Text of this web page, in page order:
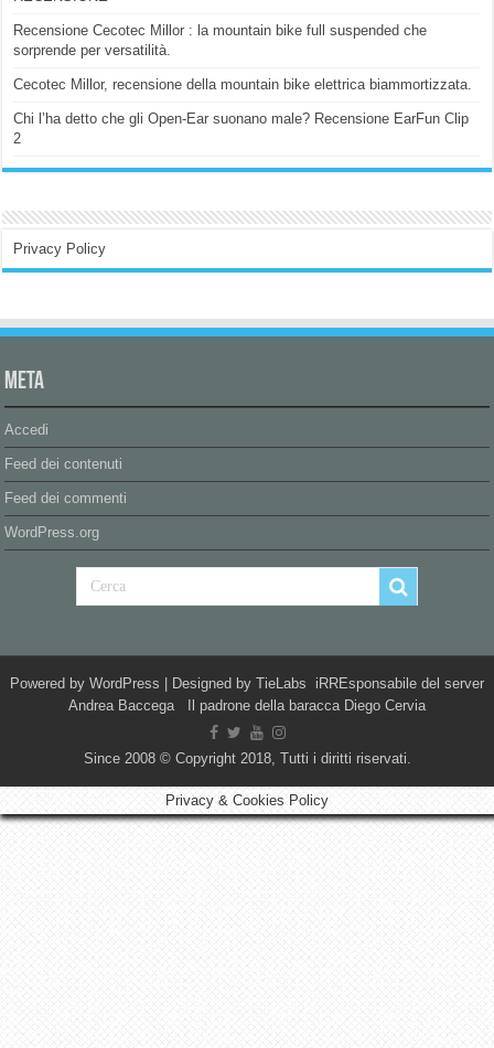
Recensione Cecotec Millor : la mountain bike full suspended che
sorprende per versatilità.
Cecotec Millor, recensione della mountain bike elettrica biammortizzata.
Chi l’ha detto che gli Open-Ear suonano male? Recensione EarFun Clip
2
Privacy Policy
Meta
Accedi
Feed dei contenuti
Feed dei commenti
WordPress.org
Powered by WordPress | Designed by TieLabs iRREsponsabile del server
Andrea Baccega Il padrone della baracca Diego Cervia
Since 2008 © Copyright 2018, Tutti i diritti riservati.
Privacy & Cookies Policy